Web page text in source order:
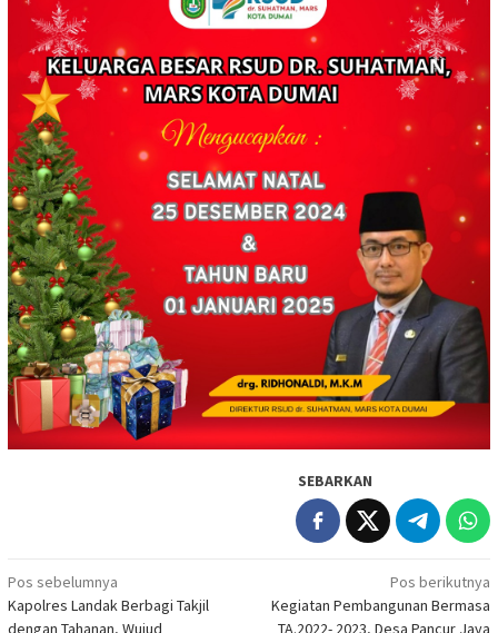
SEBARKAN
Navigasi
pos
Pos sebelumnya
Kapolres Landak Berbagi Takjil
Pos berikutnya
Kegiatan Pembangunan Bermasa